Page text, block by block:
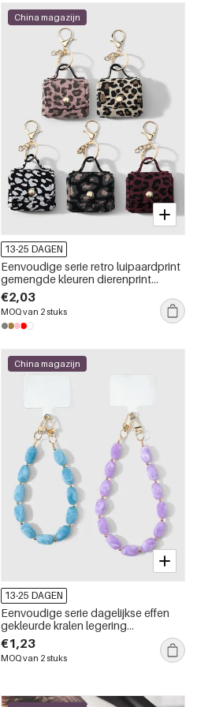
China magazijn
13-25 DAGEN
Eenvoudige serie retro luipaardprint
gemengde kleuren dierenprint
legering tashangers
€2,03
MOQ van 2 stuks
China magazijn
13-25 DAGEN
Eenvoudige serie dagelijkse effen
gekleurde kralen legering
telefoonketting
€1,23
MOQ van 2 stuks